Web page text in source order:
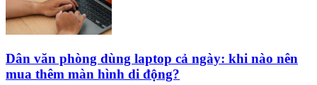
Dân văn phòng dùng laptop cả ngày: khi nào nên
mua thêm màn hình di động?